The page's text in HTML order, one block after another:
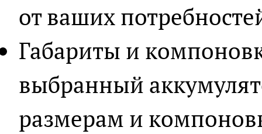
от ваших
Габариты и
выбранный
размерам и